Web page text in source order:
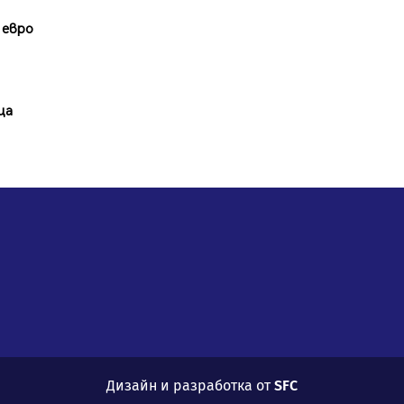
Дизайн и разработка отSFC